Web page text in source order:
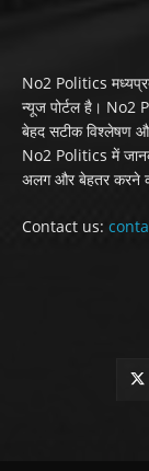
No2 Politics
न्यूज पोर्टल है। No2
बेहद सटीक विश्लेषण
No2 Politics में
अलग और बेहतर करने
Contact us: